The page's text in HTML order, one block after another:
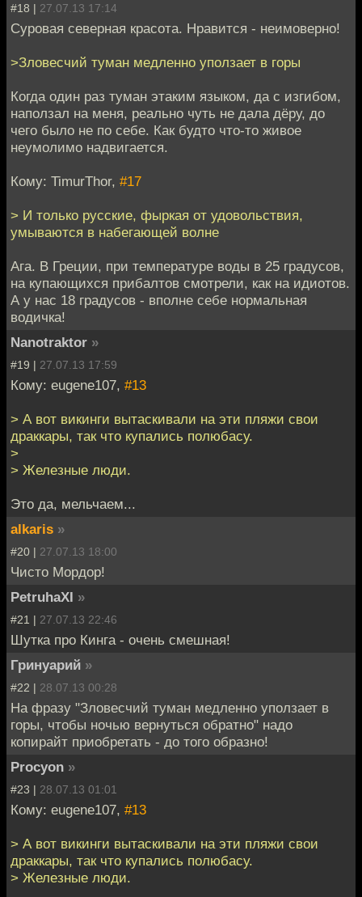
#18 | 27.07.13 17:14
Суровая северная красота. Нравится - неимоверно!
>Зловесчий туман медленно уползает в горы
Когда один раз туман этаким языком, да с изгибом,
наползал на меня, реально чуть не дала дёру, до
чего было не по себе. Как будто что-то живое
неумолимо надвигается.
Кому: TimurThor, #17
> И только русские, фыркая от удовольствия,
умываются в набегающей волне
Ага. В Греции, при температуре воды в 25 градусов,
на купающихся прибалтов смотрели, как на идиотов.
А у нас 18 градусов - вполне себе нормальная
водичка!
Nanotraktor »
#19 | 27.07.13 17:59
Кому: eugene107, #13
> А вот викинги вытаскивали на эти пляжи свои
драккары, так что купались полюбасу.
>
> Железные люди.
Это да, мельчаем...
alkaris »
#20 | 27.07.13 18:00
Чисто Мордор!
PetruhaXI »
#21 | 27.07.13 22:46
Шутка про Кинга - очень смешная!
Гринуарий »
#22 | 28.07.13 00:28
На фразу "Зловесчий туман медленно уползает в
горы, чтобы ночью вернуться обратно" надо
копирайт приобретать - до того образно!
Procyon »
#23 | 28.07.13 01:01
Кому: eugene107, #13
> А вот викинги вытаскивали на эти пляжи свои
драккары, так что купались полюбасу.
> Железные люди.